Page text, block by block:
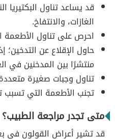
قد يساعد تناول البكتيريا
الغازات، والانتفاخ.
احرص على تناول الأطعمة
حاول الإقلاع عن
منتشرًا بين المدخنين في
تناول وجبات صغيرة
تجنب الأطعمة التي تسبب
متى تجدر مراجعة الطبيب؟
قد تشير أعراض القولون في